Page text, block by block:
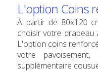
L'option Coins
À partir de 80x120
choisir votre drapeau
L'option coins
votre
supplémentaire